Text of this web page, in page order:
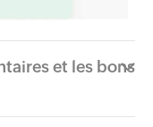
et les bons